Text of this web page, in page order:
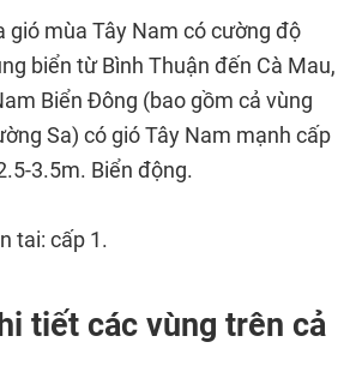
gió mùa Tây Nam có cường độ
biển từ Bình Thuận đến Cà Mau,
Biển Đông (bao gồm cả vùng
Sa) có gió Tây Nam mạnh cấp
3.5m. Biển động.
tai: cấp 1.
tiết các vùng trên cả